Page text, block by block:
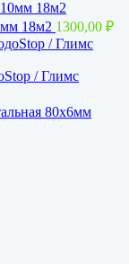
18м2 1300,00 ₽
/ Глимс
80х6мм